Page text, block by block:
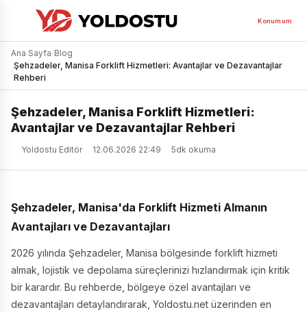
Konumum
Ana Sayfa/Blog
/
Şehzadeler, Manisa Forklift Hizmetleri: Avantajlar ve Dezavantajlar
Rehberi
Şehzadeler, Manisa Forklift Hizmetleri:
Avantajlar ve Dezavantajlar Rehberi
Yoldostu Editör 12.06.2026 22:49 5dk okuma
Şehzadeler, Manisa'da Forklift Hizmeti Almanın
Avantajları ve Dezavantajları
2026 yılında Şehzadeler, Manisa bölgesinde forklift hizmeti
almak, lojistik ve depolama süreçlerinizi hızlandırmak için kritik
bir karardır. Bu rehberde, bölgeye özel avantajları ve
dezavantajları detaylandırarak, Yoldostu.net üzerinden en